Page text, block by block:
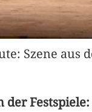
Szene aus